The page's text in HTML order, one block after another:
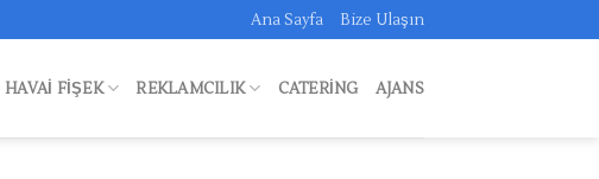
Ana Sayfa Bize Ulaşın
HAVAI FIŞEK REKLAMCILIK CATERING AJANS